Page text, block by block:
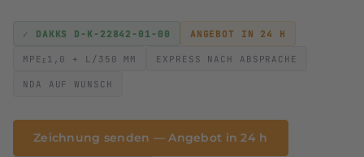
Preisliste 2026
Werkstückkalibrierung
Sondermessmittel
✓ DAKKS D-K-22842-01-00 ANGEBOT IN 24 H
MPE E 1,0 + L/350 ΜM EXPRESS NACH ABSPRACHE
NDA AUF WUNSCH
Zeichnung senden — Angebot in 24 h